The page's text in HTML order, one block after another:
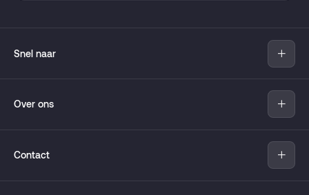
Snel naar
Nieuwbouw
Aankopen
Over ons
Move
Contact